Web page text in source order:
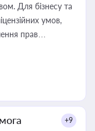
Для бізнесу та
умов,
прав
+9